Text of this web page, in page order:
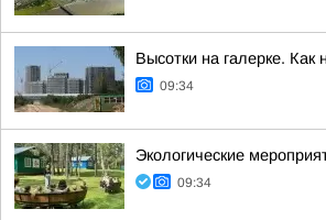
Высотки на галерке.
09:34
Экологические
09:34